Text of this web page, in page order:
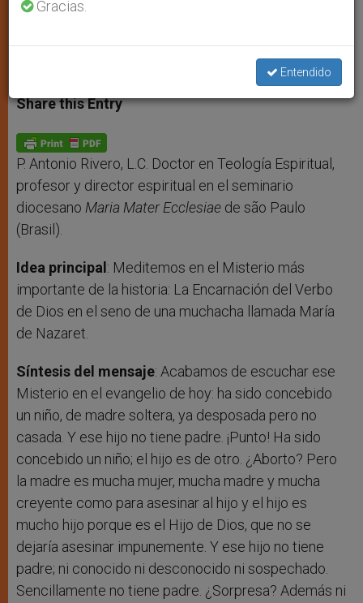
ESPIRITUALIDAD
t
s
p
p
s
e
g
e
r
e
b
o
k
t r
Share this Entry
P. Antonio Rivero, L.C. Doctor en Teología Espiritual,
profesor y director espiritual en el seminario
diocesano Maria Mater Ecclesiae de são Paulo
(Brasil).
Idea principal : Meditemos en el Misterio más
importante de la historia: La Encarnación del Verbo
de Dios en el seno de una muchacha llamada María
de Nazaret.
Síntesis del mensaje: Acabamos de escuchar ese
Misterio en el evangelio de hoy: ha sido concebido
un niño, de madre soltera, ya desposada pero no
casada. Y ese hijo no tiene padre. ¡Punto! Ha sido
concebido un niño; el hijo es de otro. ¿Aborto? Pero
la madre es mucha mujer, mucha madre y mucha
creyente como para asesinar al hijo y el hijo es
mucho hijo porque es el Hijo de Dios, que no se
dejaría asesinar impunemente. Y ese hijo no tiene
padre; ni conocido ni desconocido ni sospechado.
Sencillamente no tiene padre. ¿Sorpresa? Además ni
Gracias.
Entendido